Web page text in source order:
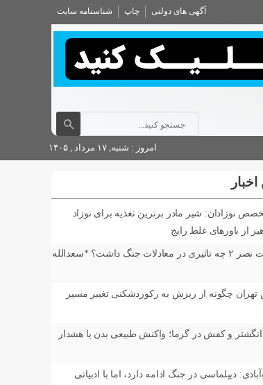
آگهی های دولتی چاپ شناسنامه سایت
امروز : شنبه, ۱۷ مرداد , ۱۴۰۵
نوزادان: شیر مادر برترین تغذیه برای نوزاد
از باورهای غلط رایج
عملیات نصر ۲ چه تاثیری در معادلات جنگ داشت؟ *سعدالله
چگونه از ریزش به رکوردشکنی تغییر مسیر
و کفش در گرما؛ واکنش طبیعی بدن یا هشدار
دیپلماسی در جنگ ادامه دارد، اما با ادبیاتی